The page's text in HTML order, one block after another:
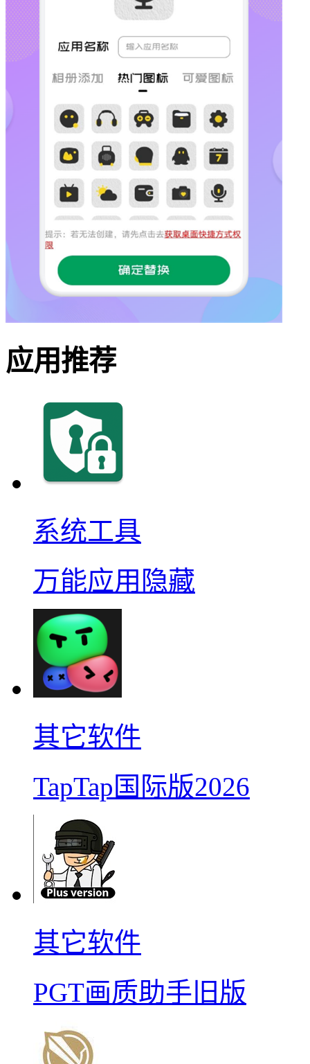
应用推荐
系统工具
万能应用隐藏
其它软件
TapTap国际版2026
其它软件
PGT画质助手旧版